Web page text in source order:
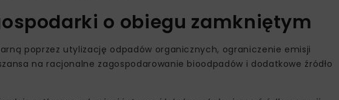
o obiegu zamkniętym
poprzez utylizację odpadów organicznych, ograniczenie emisji
na racjonalne zagospodarowanie bioodpadów i dodatkowe źródło